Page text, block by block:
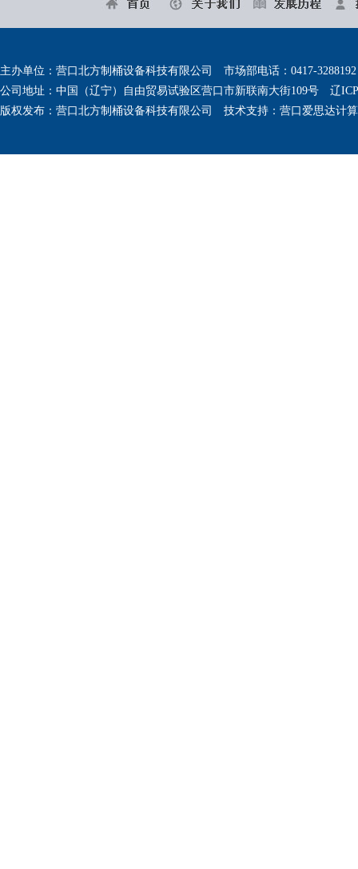
主办单位：营口北方制桶设备科技有限公司 市场部电话：0417-
公司地址：中国（辽宁）自由贸易试验区营口市新联南大街109号
辽
版权发布：营口北方制桶设备科技有限公司 技术支持： 营口爱思达计